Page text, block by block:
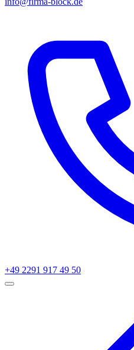
+49 2291 917 49 50